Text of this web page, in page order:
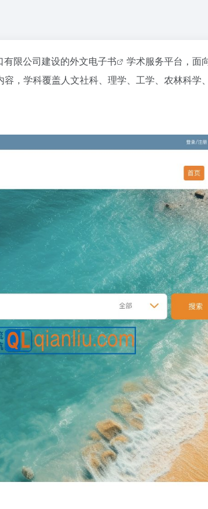
限公司建设的外文电子书
学术服务平台，面
，学科覆盖人文社科、理学、工学、农林科学